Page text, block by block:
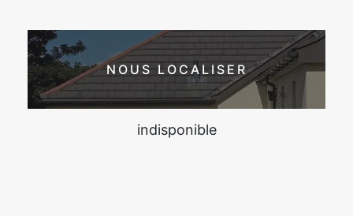
NOUS LOCALISER
indisponible